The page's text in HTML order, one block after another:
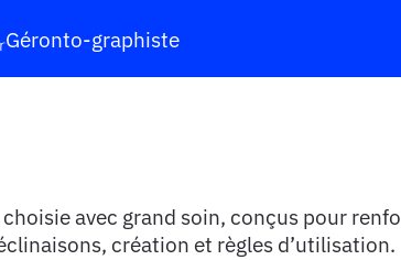
Géronto-graphiste
avec grand soin, conçus pour
création et règles d’utilisation.